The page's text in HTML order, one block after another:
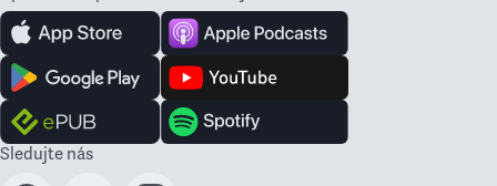
Sledujte nás